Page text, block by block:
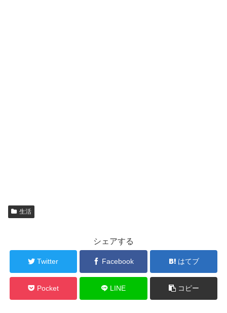
生活
シェアする
Twitter Facebook はてブ
Pocket LINE コピー